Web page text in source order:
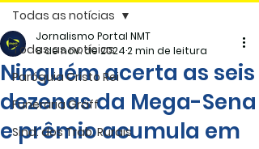
Todas as notícias
Paróquia Cristo Rei
Funerária Gräff
Sind. dos Trab. Rurais
Todas as notícias
Ninguém acerta as seis
dezenas da Mega-Sena
e prêmio acumula em
Jornalismo Portal NMT
8 de nov. de 20242 min de leitura